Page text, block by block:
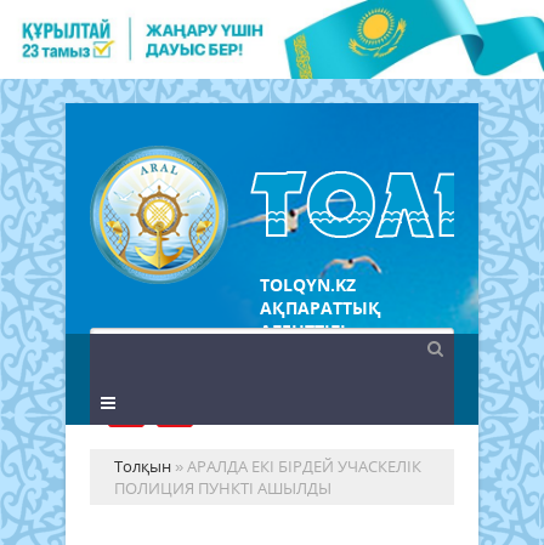
TOLQYN.KZ
АҚПАРАТТЫҚ
АГЕНТТІГІ
Толқын » АРАЛДА ЕКІ БІРДЕЙ УЧАСКЕЛІК
ПОЛИЦИЯ ПУНКТІ АШЫЛДЫ